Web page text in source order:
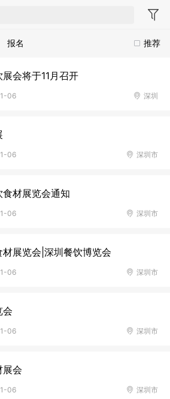
推荐
报名
会将于11月召开
深圳
06
深圳市
06
材展览会通知
深圳市
06
展览会|深圳餐饮博览会
深圳市
06
会
深圳市
06
展会
深圳市
06